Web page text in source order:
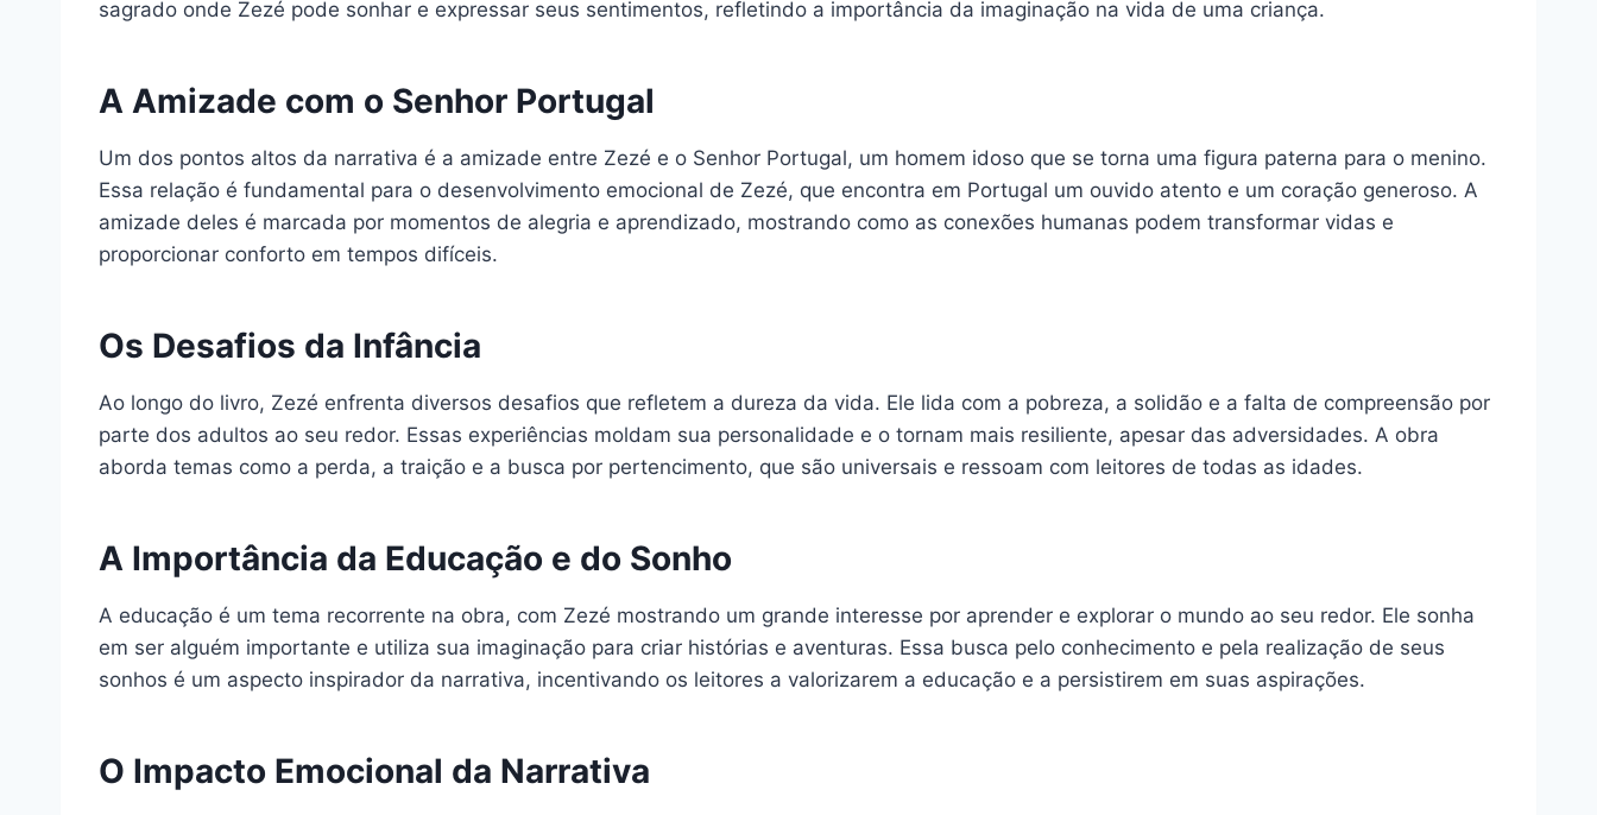
sagrado onde Zezé pode sonhar e expressar seus sentimentos, refletindo a importância da imaginação na vida de uma criança.
A Amizade com o Senhor Portugal
Um dos pontos altos da narrativa é a amizade entre Zezé e o Senhor Portugal, um homem idoso que se torna uma figura paterna para o menino.
Essa relação é fundamental para o desenvolvimento emocional de Zezé, que encontra em Portugal um ouvido atento e um coração generoso. A
amizade deles é marcada por momentos de alegria e aprendizado, mostrando como as conexões humanas podem transformar vidas e
proporcionar conforto em tempos difíceis.
Os Desafios da Infância
Ao longo do livro, Zezé enfrenta diversos desafios que refletem a dureza da vida. Ele lida com a pobreza, a solidão e a falta de compreensão por
parte dos adultos ao seu redor. Essas experiências moldam sua personalidade e o tornam mais resiliente, apesar das adversidades. A obra
aborda temas como a perda, a traição e a busca por pertencimento, que são universais e ressoam com leitores de todas as idades.
A Importância da Educação e do Sonho
A educação é um tema recorrente na obra, com Zezé mostrando um grande interesse por aprender e explorar o mundo ao seu redor. Ele sonha
em ser alguém importante e utiliza sua imaginação para criar histórias e aventuras. Essa busca pelo conhecimento e pela realização de seus
sonhos é um aspecto inspirador da narrativa, incentivando os leitores a valorizarem a educação e a persistirem em suas aspirações.
O Impacto Emocional da Narrativa